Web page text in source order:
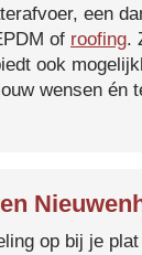
een
of roofing.
ook
wensen én
op bij je